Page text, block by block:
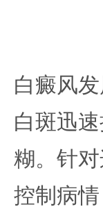
白癜风
白斑迅
糊。针
控制病